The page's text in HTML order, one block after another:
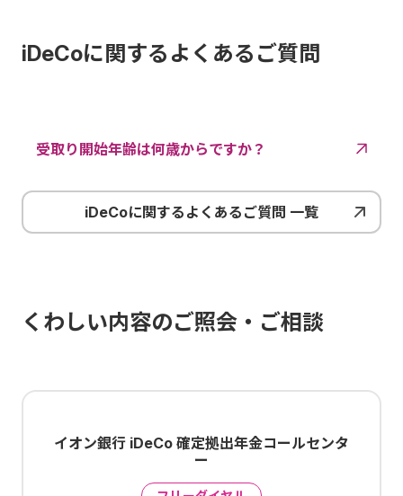
iDeCoに関するよくあるご質問
受取り開始年齢は何歳からですか？
iDeCoに関するよくあるご質問 一覧
くわしい内容のご照会・ご相談
イオン銀行 iDeCo 確定拠出年金コールセンタ
ー